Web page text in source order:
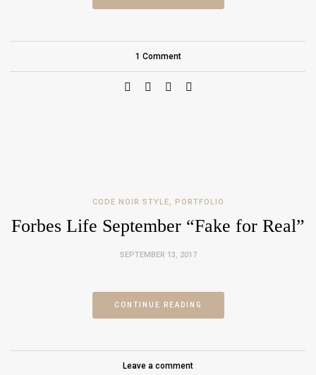
1 Comment
CODE NOIR STYLE PORTFOLIO
Forbes Life September “Fake for Real”
SEPTEMBER 13, 2017
CONTINUE READING
Leave a comment